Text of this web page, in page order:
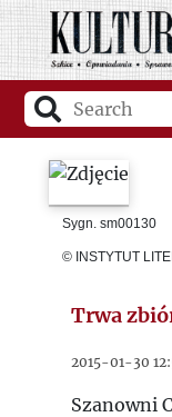
Sygn. sm00130
© INSTYTUT
Trwa
2015-01-30
Szanowni